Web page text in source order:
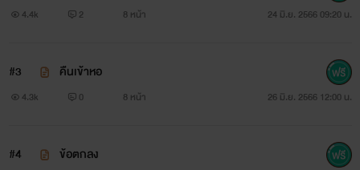
4.4k 2 8 หน้า 24 มิ.ย. 2566 09:20 น.
#3 คืนเข้าหอ
4.3k 0 8 หน้า 26 มิ.ย. 2566 12:00 น.
#4 ข้อตกลง